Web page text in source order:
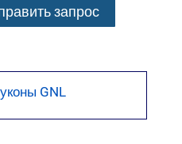
запрос
GNL